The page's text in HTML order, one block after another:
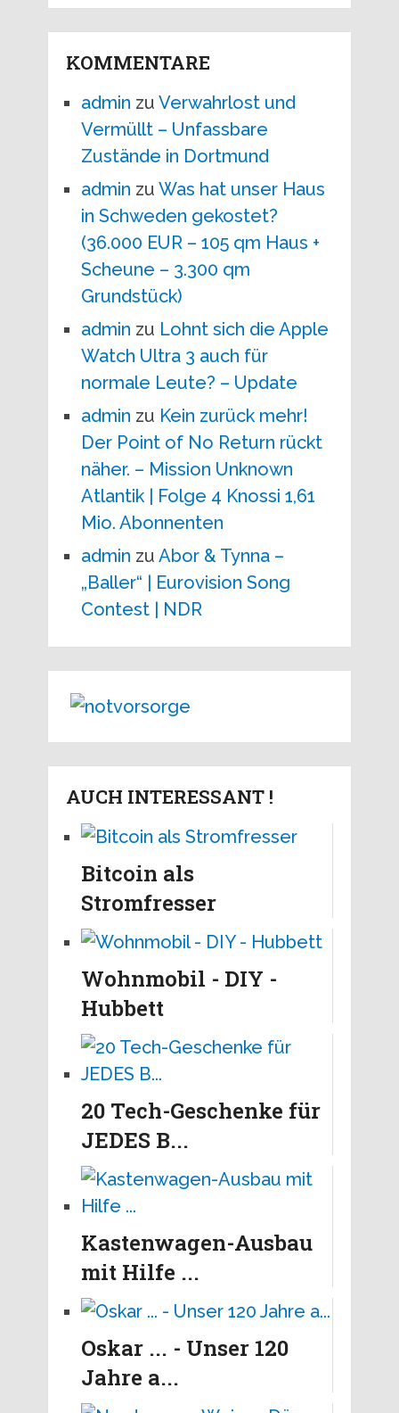
KOMMENTARE
admin zu Verwahrlost und
Vermüllt – Unfassbare
Zustände in Dortmund
admin zu Was hat unser Haus
in Schweden gekostet?
(36.000 EUR – 105 qm Haus +
Scheune – 3.300 qm
Grundstück)
admin zu Lohnt sich die Apple
Watch Ultra 3 auch für
normale Leute? – Update
admin zu Kein zurück mehr!
Der Point of No Return rückt
näher. – Mission Unknown
Atlantik | Folge 4 Knossi 1,61
Mio. Abonnenten
admin zu Abor & Tynna –
„Baller“ | Eurovision Song
Contest | NDR
AUCH INTERESSANT !
Bitcoin als
Stromfresser
Wohnmobil - DIY -
Hubbett
20 Tech-Geschenke für
JEDES B...
Kastenwagen-Ausbau
mit Hilfe ...
Oskar ... - Unser 120
Jahre a...